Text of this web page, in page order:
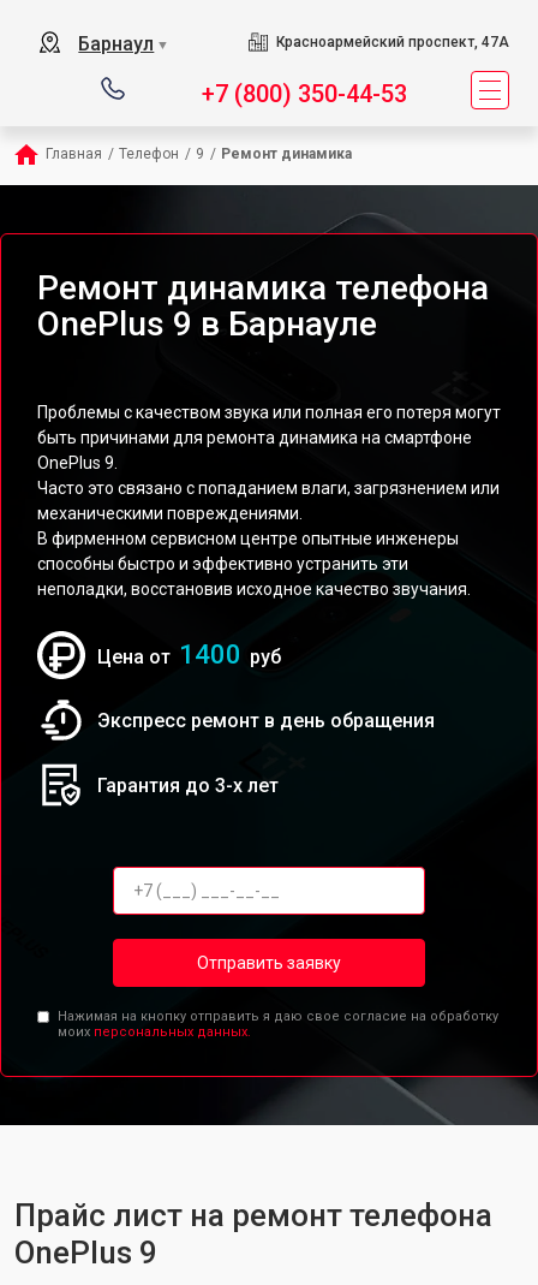
Барнаул ▼ Красноармейский проспект, 47А
+7 (800) 350-44-53
Главная / Телефон / 9 / Ремонт динамика
Ремонт динамика телефона
OnePlus 9 в Барнауле
Проблемы с качеством звука или полная его потеря могут
быть причинами для ремонта динамика на смартфоне
OnePlus 9.
Часто это связано с попаданием влаги, загрязнением или
механическими повреждениями.
В фирменном сервисном центре опытные инженеры
способны быстро и эффективно устранить эти
неполадки, восстановив исходное качество звучания.
Цена от 1400 руб
Экспресс ремонт в день обращения
Гарантия до 3-х лет
Отправить заявку
Нажимая на кнопку отправить я даю свое согласие на обработку
моих персональных данных.
Прайс лист на ремонт телефона
OnePlus 9